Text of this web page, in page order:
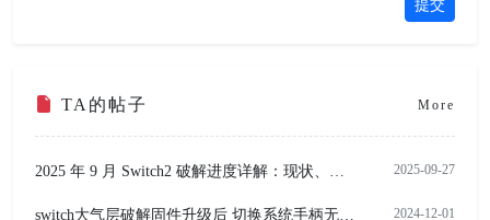
提交
TA的帖子 More
2025 年 9 月 Switch2 破解进度详解：现状、挑战与未来展望 2025-09-27
switch大气层破解固件升级后 切换系统手柄无法连接 3916 1
2024-12-01